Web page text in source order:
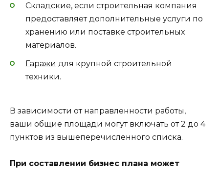
Складские, если строительная компания
предоставляет дополнительные услуги по
хранению или поставке строительных
материалов.
Гаражи для крупной строительной
техники.
В зависимости от направленности работы,
ваши общие площади могут включать от 2 до 4
пунктов из вышеперечисленного списка.
При составлении бизнес плана может